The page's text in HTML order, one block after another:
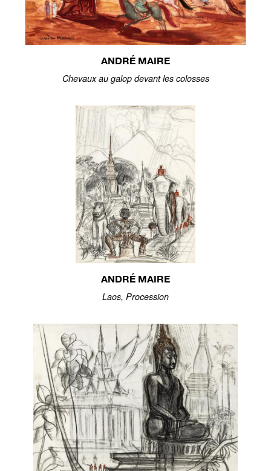
ANDRÉ MAIRE
Chevaux au galop devant les colosses
ANDRÉ MAIRE
Laos, Procession